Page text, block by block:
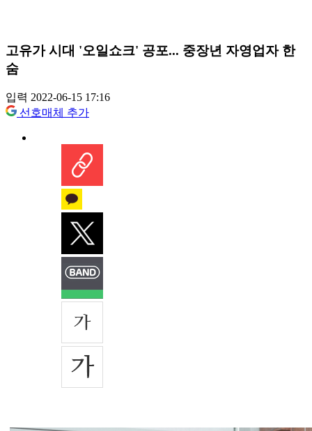
고유가 시대 '오일쇼크' 공포... 중장년 자영업자 한
숨
입력 2022-06-15 17:16
선호매체 추가